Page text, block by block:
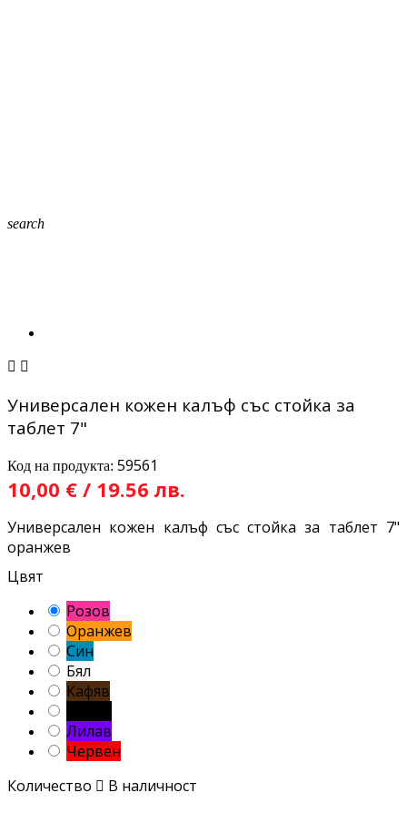
search
 
Универсален кожен калъф със стойка за
таблет 7"
Код на продукта: 59561
10,00 € / 19.56 лв.
Универсален кожен калъф със стойка за таблет 7"
оранжев
Цвят
Розов
Оранжев
Син
Бял
Кафяв
Лилав
Червен
Количество  В наличност